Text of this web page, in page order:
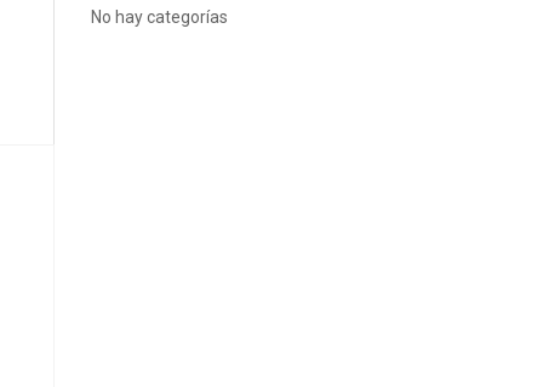
No hay categorías